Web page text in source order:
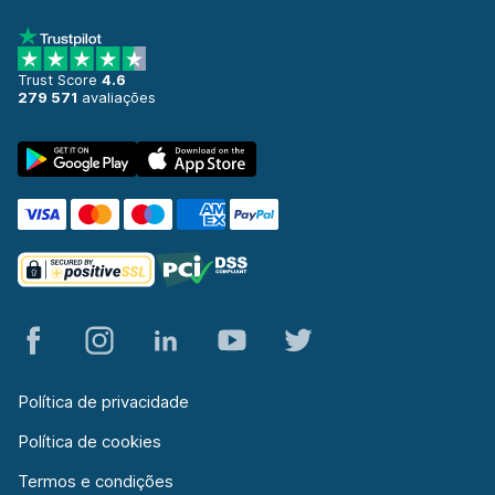
Viseu
197 ofertas especiais em 1 localização
Trust Score 4.6
279 571 avaliações
Política de privacidade
Política de cookies
Termos e condições